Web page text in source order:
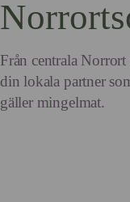
Från centrala
din lokala partner
gäller mingelmat.